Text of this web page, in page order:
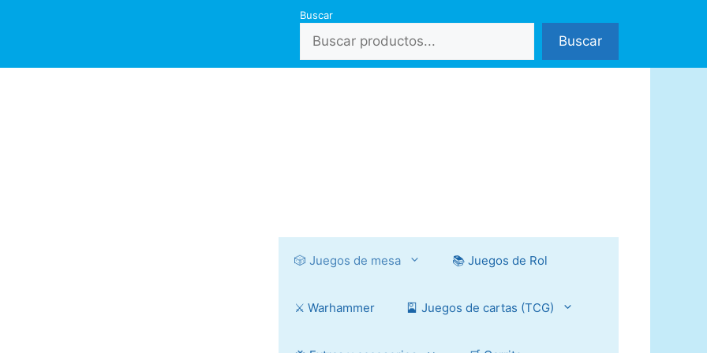
Buscar
Buscar
🎲 Juegos de mesa 📚 Juegos de Rol
⚔️ Warhammer 🎴 Juegos de cartas (TCG)